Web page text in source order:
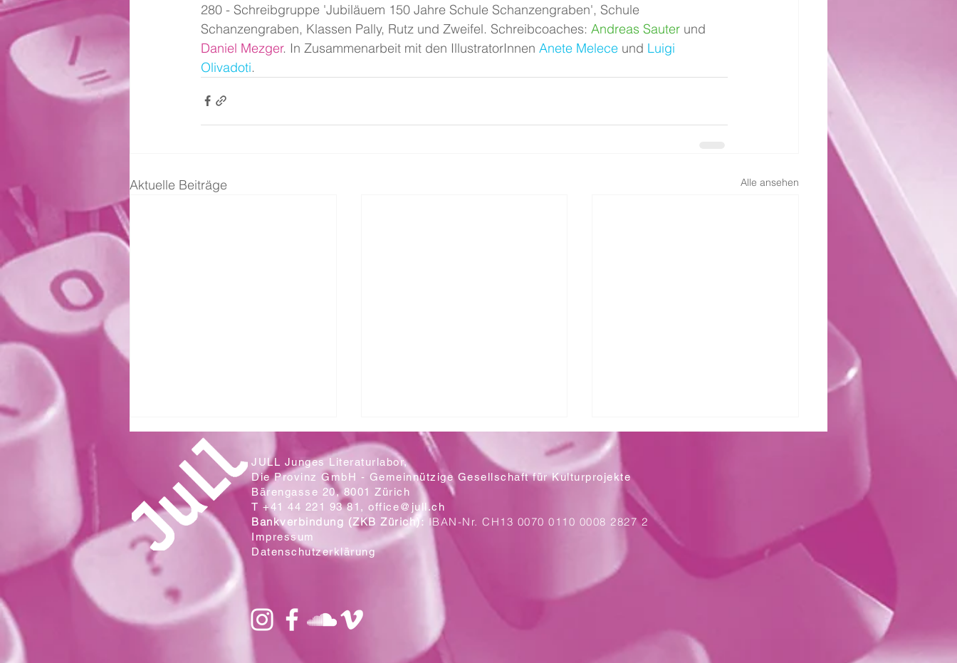
280 - Schreibgruppe 'Jubiläuem 150 Jahre Schule Schanzengraben', Schule
Schanzengraben, Klassen Pally, Rutz und Zweifel. Schreibcoaches: Andreas Sauter und
Daniel Mezger. In Zusammenarbeit mit den IllustratorInnen Anete Melece und Luigi
Olivadoti.
Aktuelle Beiträge Alle ansehen
Zwei Klassen aus der Sek. Wallrüti
lesen in der Campo Cantina
Ein Blick auf die neuen Plakate
Mit letzter Kraft
JULL Junges Literaturlabor,
Die Provinz GmbH - Gemeinnützige Gesellschaft für Kulturprojekte
Bärengasse 20, 8001 Zürich
T +41 44 221 93 81, office@jull.ch
Bankverbindung (ZKB Zürich): IBAN-Nr. CH13 0070 0110 0008 2827 2
Impressum
Datenschutzerklärung